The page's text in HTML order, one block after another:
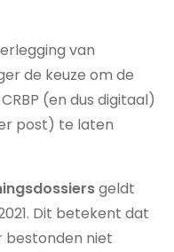
van
de keuze om de
(en dus digitaal)
post) te laten
geldt
Dit betekent dat
bestonden niet